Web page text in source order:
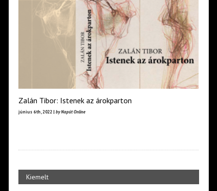
Zalán Tibor: Istenek az árokparton
június 6th, 2022 | by Napút Online
Kiemelt